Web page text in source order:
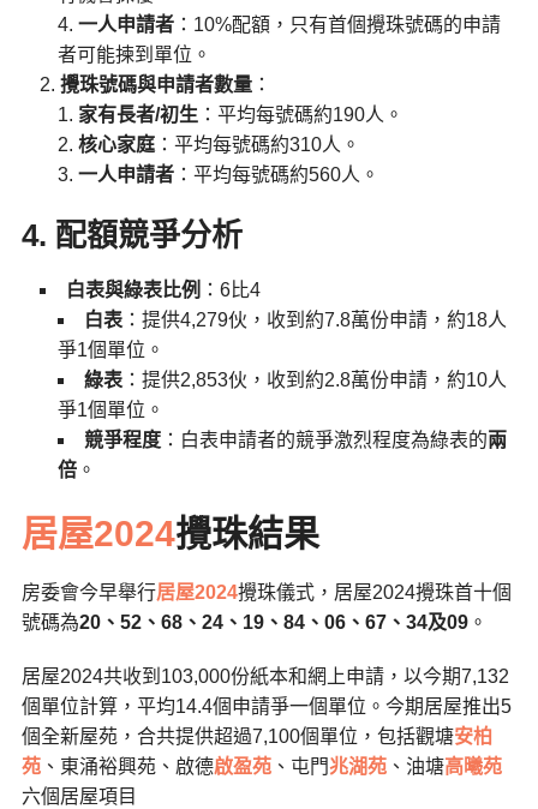
一人申請者：10%配額，只有首個攪珠號碼的申請
者可能揀到單位。
攪珠號碼與申請者數量：
家有長者/初生 ：平均每號碼約190人。
核心家庭：平均每號碼約310人。
一人申請者：平均每號碼約560人。
4. 配額競爭分析
白表與綠表比例 ：6比4
白表：提供4,279伙，收到約7.8萬份申請，約18人
爭1個單位。
綠表：提供2,853伙，收到約2.8萬份申請，約10人
爭1個單位。
競爭程度：白表申請者的競爭激烈程度為綠表的兩
倍。
居屋2024攪珠結果
房委會今早舉行居屋2024攪珠儀式，居屋2024攪珠首十個
號碼為20、52、68、24、19、84、06、67、34及09。
居屋2024共收到103,000份紙本和網上申請，以今期7,132
個單位計算，平均14.4個申請爭一個單位。今期居屋推出5
個全新屋苑，合共提供超過7,100個單位，包括觀塘安柏
苑、東涌裕興苑、啟德啟盈苑、屯門兆湖苑、油塘高曦苑
六個居屋項目